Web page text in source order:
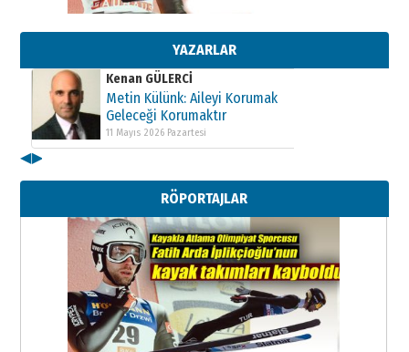
YAZARLAR
Metin Külünk: Aileyi Korumak
11 Mayıs 2026 Pazartesi
Kenan GÜLERCİ
Metin Külünk: Aileyi Korumak
Geleceği Korumaktır
11 Mayıs 2026 Pazartesi
Metin Külünk: Aileyi Korumak
Geleceği Korumaktır
11 Mayıs 2026 Pazartesi
◀▶
RÖPORTAJLAR